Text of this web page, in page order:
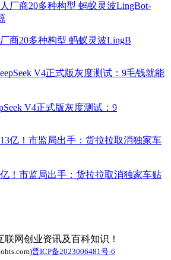
商20多种构型 蚂蚁灵波LingB
V4正式版灰度测试：9
！市监局出手：货拉拉取消独家车贴
网创业资讯及百科知识！
晋ICP备2023006481号-6